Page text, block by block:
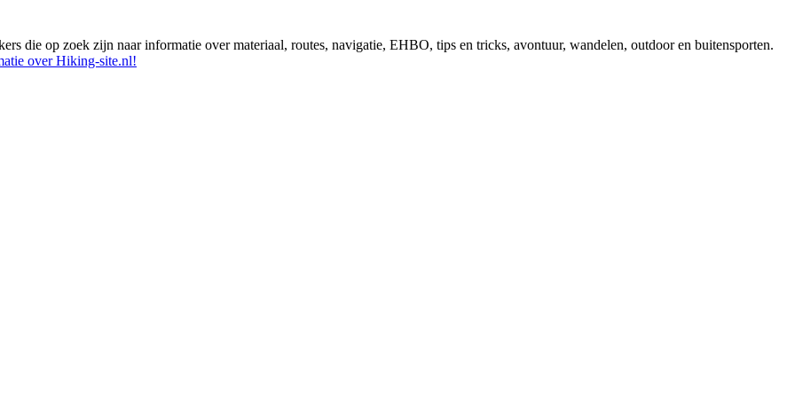
die op zoek zijn naar informatie over materiaal, routes, navigatie, EHBO, tips en tricks, avontuur, wandelen, outdoor en buitensporten.
over Hiking-site.nl!